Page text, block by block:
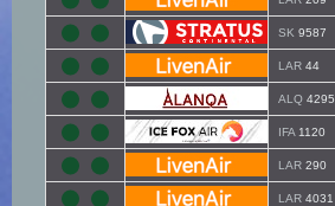
SK 9587
LAR 44
ALQ 4295
IFA 1120
LAR 290
LAR 4031